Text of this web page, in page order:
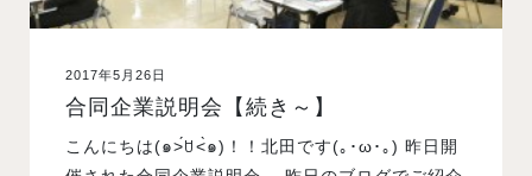
2017年5月26日
合同企業説明会【続き～】
こんにちは(๑˃́ꇴ˂̀๑)！！北田です(｡･ω･｡) 昨日開